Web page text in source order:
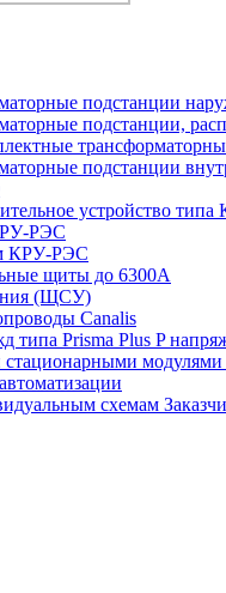
подстанции
подстанции,
подстанции
устройство
РЭС
КРУ-РЭС
щиты до 6300А
(ЩСУ)
Canalis
типа Prisma Plus P
схемам